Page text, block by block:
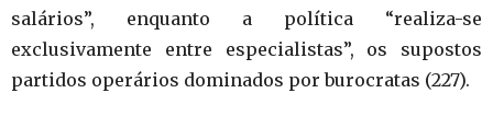
salários”, enquanto a política “realiza-se
exclusivamente entre especialistas”, os supostos
partidos operários dominados por burocratas (227).